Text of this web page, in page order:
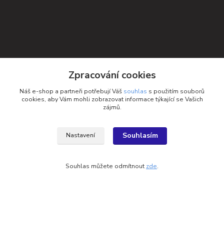
Zpracování cookies
Náš e-shop a partneři potřebují Váš souhlas s použitím souborů
cookies, aby Vám mohli zobrazovat informace týkající se Vašich
zájmů.
Nastavení Souhlasím
Souhlas můžete odmítnout zde.